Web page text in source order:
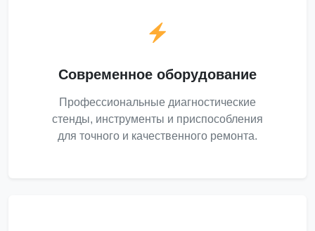
Современное оборудование
Профессиональные диагностические
стенды, инструменты и приспособления
для точного и качественного ремонта.